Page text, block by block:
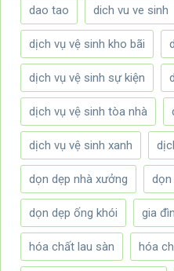
dao tao dich vu ve sinh
dịch vụ vệ sinh kho bãi
dịch vụ vệ sinh sự kiện
dịch vụ vệ sinh tòa nhà
dịch vụ vệ sinh xanh
dọn dẹp nhà xưởng dọn
dọn dẹp ống khói gia
hóa chất lau sàn hóa